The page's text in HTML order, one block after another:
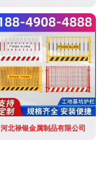
河北禄银金属制品有限公司